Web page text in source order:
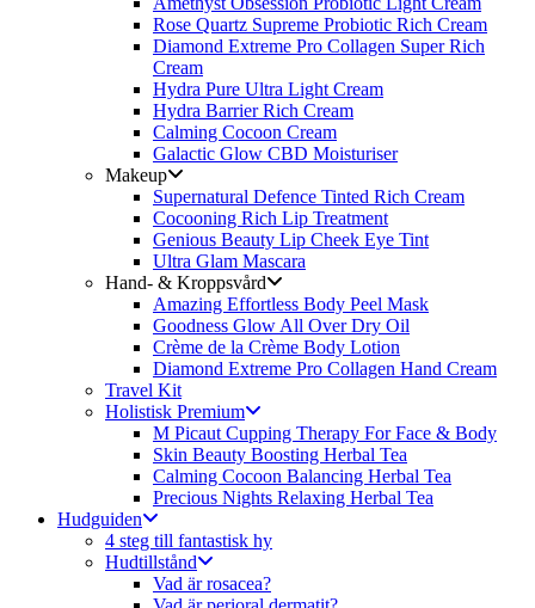
Rose Quartz Supreme Probiotic Rich Cream
Diamond Extreme Pro Collagen Super Rich
Cream
Hydra Pure Ultra Light Cream
Hydra Barrier Rich Cream
Calming Cocoon Cream
Galactic Glow CBD Moisturiser
Makeup
Supernatural Defence Tinted Rich Cream
Cocooning Rich Lip Treatment
Genious Beauty Lip Cheek Eye Tint
Ultra Glam Mascara
Hand- & Kroppsvård
Amazing Effortless Body Peel Mask
Goodness Glow All Over Dry Oil
Crème de la Crème Body Lotion
Diamond Extreme Pro Collagen Hand Cream
Travel Kit
Holistisk Premium
M Picaut Cupping Therapy For Face & Body
Skin Beauty Boosting Herbal Tea
Calming Cocoon Balancing Herbal Tea
Precious Nights Relaxing Herbal Tea
Hudguiden
4 steg till fantastisk hy
Hudtillstånd
Vad är rosacea?